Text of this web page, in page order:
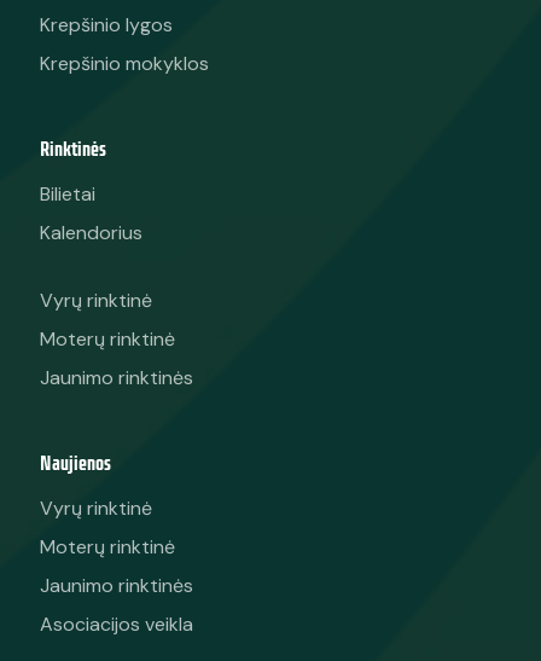
Krepšinio lygos
Krepšinio mokyklos
Rinktinės
Bilietai
Kalendorius
Vyrų rinktinė
Moterų rinktinė
Jaunimo rinktinės
Naujienos
Vyrų rinktinė
Moterų rinktinė
Jaunimo rinktinės
Asociacijos veikla